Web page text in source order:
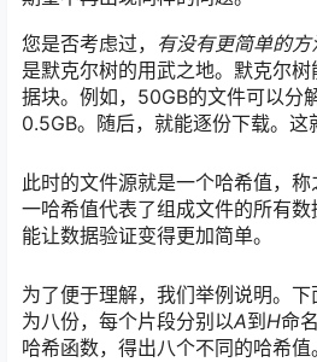
您是否考虑过， 有没有更简单的
是默克尔树的用武之地。默克尔
据块。例如，50GB的文件可以分
0.5GB。随后，就能逐份下载。这
此时的文件源就是一个哈希值，称
一哈希值代表了组成文件的所有
能让数据验证变得更加简单。
为了便于理解，我们举例说明。
为八份，每个片段分别以A到 H命
哈希函数，得出八个不同的哈希值。